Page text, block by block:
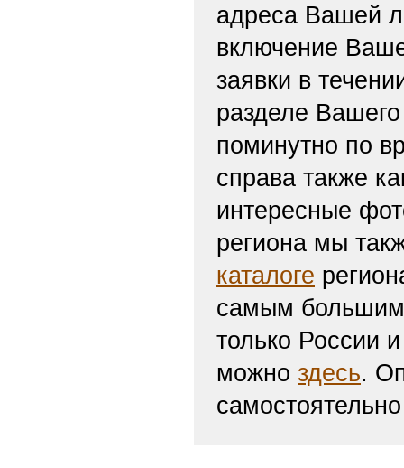
адреса Вашей
включение
заявки в
разделе
поминутно по
справа также
интересные
региона мы
каталоге
самым большим
только России
можно здесь.